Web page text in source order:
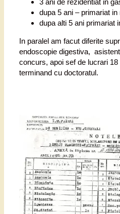
3 ani de rezidentiat in
dupa 5 ani – primariat
dupa alti 5 ani primariat
In paralel am facut diferite
endoscopie digestiva,
concurs, apoi sef de lucrari
terminand cu doctoratul.